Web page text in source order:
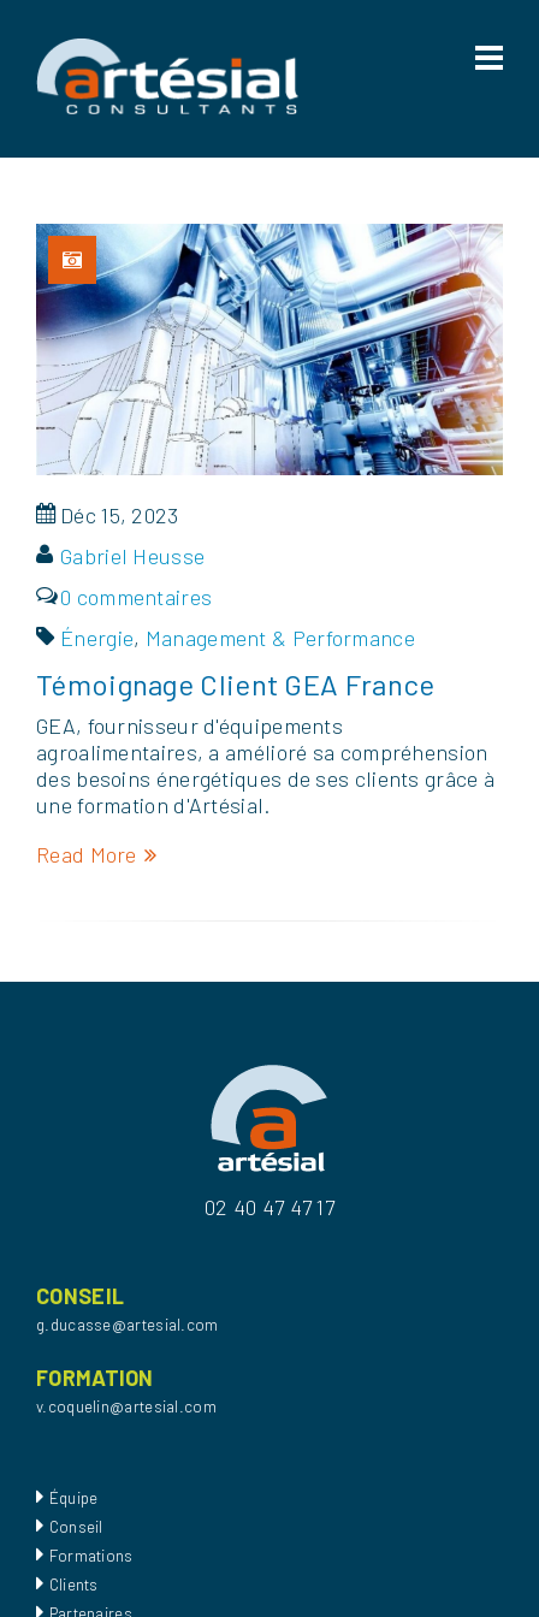
Déc 15, 2023
Gabriel Heusse
0 commentaires
Énergie, Management & Performance
Témoignage Client GEA France
GEA, fournisseur d'équipements
agroalimentaires, a amélioré sa compréhension
des besoins énergétiques de ses clients grâce à
une formation d'Artésial.
Read More
02 40 47 47 17
CONSEIL
g.ducasse@artesial.com
FORMATION
v.coquelin@artesial.com
Équipe
Conseil
Formations
Clients